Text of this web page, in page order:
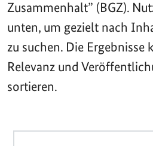
Zusammenhalt” (BGZ).
unten, um gezielt nach
zu suchen. Die Ergebnisse
Relevanz und
sortieren.